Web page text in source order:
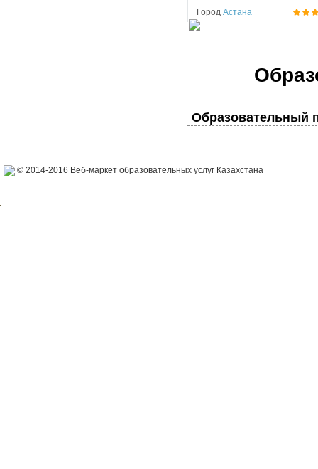
Город Астана
Образовательный
© 2014-2016 Веб-маркет образовательных услуг Казахстана